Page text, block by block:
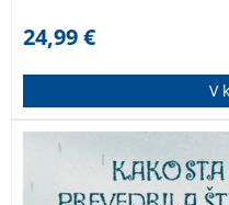
24,99€
V
Že deveta knjiga v zbirki
nekega dne izgubila